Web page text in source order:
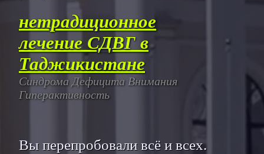
нетрадиционное
лечение СДВГ в
Таджикистане
Синдрома Дефицита Внимания
Гиперактивность
Вы перепробовали всё и всех.